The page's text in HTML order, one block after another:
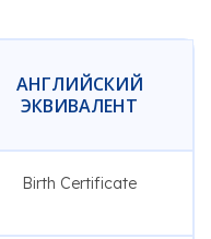
АНГЛИЙСКИЙ
ЭКВИВАЛЕНТ
Birth Certificate